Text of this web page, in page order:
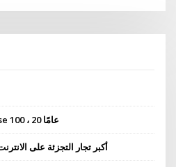
مؤشر الرسم البياني لمؤشر ftse 100 ، 20 عامًا
أكبر تجار التجزئة على